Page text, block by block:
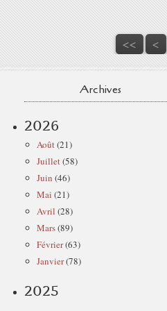
<< <
Archives
2026
Août(21)
Juillet(58)
Juin (46)
Mai (21)
Avril (28)
Mars(89)
Février(63)
Janvier(78)
2025